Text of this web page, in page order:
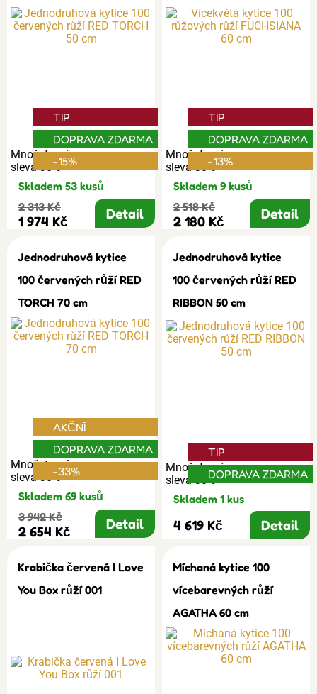
Množstevní
sleva 30%
TIP
DOPRAVA ZDARMA
-15%
Skladem 53 kusů
2 313 Kč
1 974 Kč Detail
Množstevní
sleva 30%
TIP
DOPRAVA ZDARMA
-13%
Skladem 9 kusů
2 518 Kč
2 180 Kč Detail
Jednodruhová kytice
100 červených růží RED
TORCH 70 cm
Množstevní
sleva 30%
AKČNÍ
DOPRAVA ZDARMA
-33%
Skladem 69 kusů
3 942 Kč
2 654 Kč Detail
Jednodruhová kytice
100 červených růží RED
RIBBON 50 cm
Množstevní
sleva 30%
TIP
DOPRAVA ZDARMA
Skladem 1 kus
4 619 Kč Detail
Krabička červená I Love
You Box růží 001
Míchaná kytice 100
vícebarevných růží
AGATHA 60 cm